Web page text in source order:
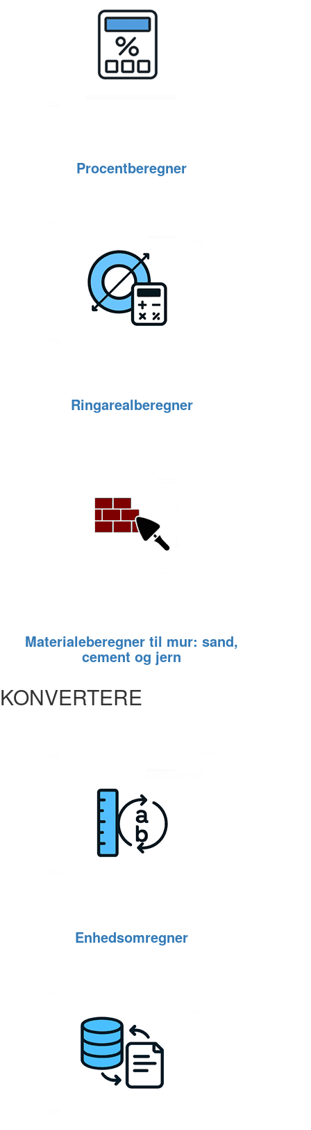
Procentberegner
Ringarealberegner
Materialeberegner til mur: sand,
cement og jern
KONVERTERE
Enhedsomregner